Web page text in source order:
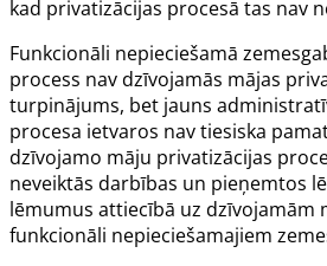
kad privatizācijas procesā tas nav
Funkcionāli nepieciešamā
process nav dzīvojamās mājas
turpinājums, bet jauns
procesa ietvaros nav tiesiska
dzīvojamo māju privatizācijas
neveiktās darbības un pieņemtos
lēmumus attiecībā uz dzīvojamām
funkcionāli nepieciešamajiem